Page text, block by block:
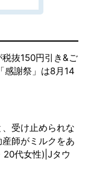
税抜150円引き&ご
感謝祭」は8月14
、受け止められな
師がミルクをあ
20代女性)|Jタウ